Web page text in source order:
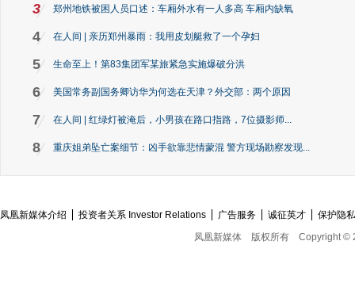
3 郑州地铁被困人员口述：车厢外水有一人多高 车厢内缺氧
4 在人间 | 亲历郑州暴雨：我用皮划艇救了一个孕妇
5 生命至上！第83集团军某旅紧急实施爆破分洪
6 美国常务副国务卿访华为何选在天津？外交部：两个原因
7 在人间 | 红绿灯被淹后，小男孩在路口指路，7位摄影师...
8 重庆姐弟坠亡案细节：凶手欲靠悲情蒙混 警方现场勘察发现...
凤凰新媒体介绍 投资者关系 Investor Relations 广告服务 诚征英才
保护隐
凤凰新媒体
版权所有 Copyright ©